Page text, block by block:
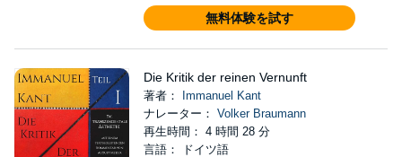
無料体験を試す
Die Kritik der reinen Vernunft
著者：
Immanuel Kant
ナレーター： Volker Braumann
再生時間： 4 時間 28 分
言語： ドイツ語